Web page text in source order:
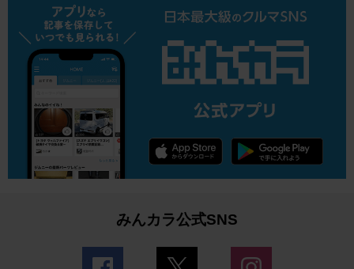
みんカラ公式SNS